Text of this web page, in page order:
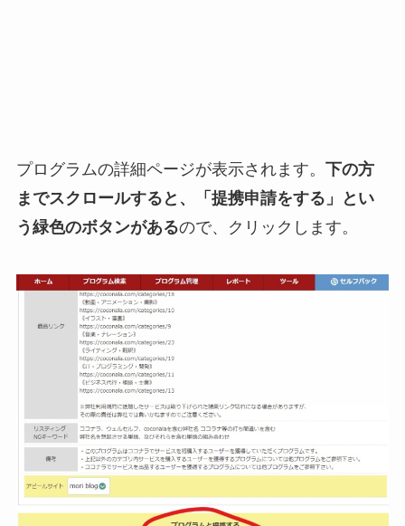
プログラムの詳細ページが表示されます。 下の方
までスクロールすると、「提携申請をする」とい
う緑色のボタンがあるので、クリックします。